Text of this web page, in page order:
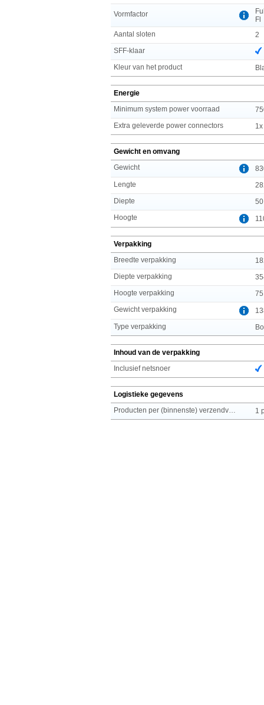
Vormfactor
Fl
Aantal sloten
2
SFF-klaar
Kleur van het product
Energie
Minimum system power voorraad
Extra geleverde power connectors
Gewicht en omvang
Gewicht
Lengte
Diepte
Hoogte
Verpakking
Breedte verpakking
Diepte verpakking
Hoogte verpakking
Gewicht verpakking
Type verpakking
Inhoud van de verpakking
Inclusief netsnoer
Logistieke gegevens
1